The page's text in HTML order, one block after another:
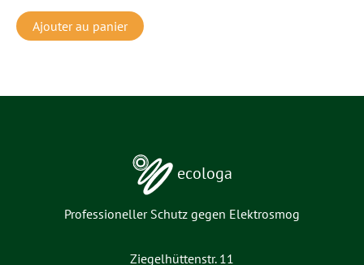
Ajouter au panier
ecologa
Professioneller Schutz gegen Elektrosmog
Ziegelhüttenstr. 11